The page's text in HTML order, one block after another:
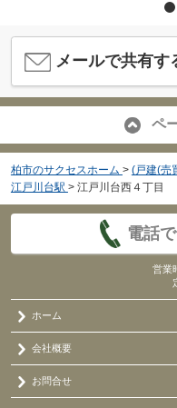
メールで共有す
ペ
柏市のサクセスホーム > (戸建(売
江戸川台駅 > 江戸川台西４丁目
電話
営業
ホーム
会社概要
お問合せ